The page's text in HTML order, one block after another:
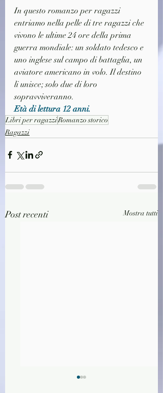
In questo romanzo per ragazzi
entriamo nella pelle di tre ragazzi che
vivono le ultime 24 ore della prima
guerra mondiale: un soldato tedesco e
uno inglese sul campo di battaglia, un
aviatore americano in volo. Il destino
li unisce; solo due di loro
sopravviveranno.
Età di lettura 12 anni.
Libri per ragazziRomanzo storico
Ragazzi
Post recenti Mostra tutti